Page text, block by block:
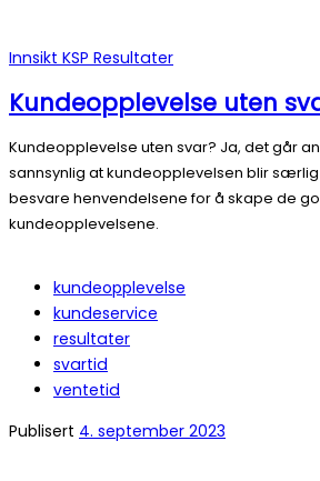
Innsikt KSP Resultater
Kundeopplevelse uten
Kundeopplevelse uten svar? Ja, det går
sannsynlig at kundeopplevelsen blir
besvare henvendelsene for å skape de
kundeopplevelsene.
kundeopplevelse
kundeservice
resultater
svartid
ventetid
Publisert 4. september 2023